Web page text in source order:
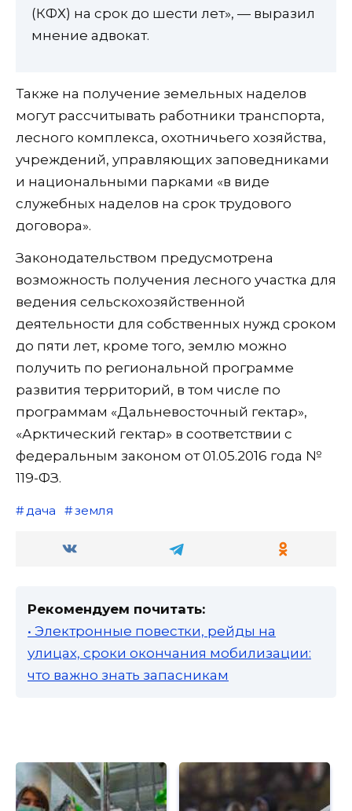
(КФХ) на срок до шести лет», — выразил
мнение адвокат.
Также на получение земельных наделов
могут рассчитывать работники транспорта,
лесного комплекса, охотничьего хозяйства,
учреждений, управляющих заповедниками
и национальными парками «в виде
служебных наделов на срок трудового
договора».
Законодательством предусмотрена
возможность получения лесного участка для
ведения сельскохозяйственной
деятельности для собственных нужд сроком
до пяти лет, кроме того, землю можно
получить по региональной программе
развития территорий, в том числе по
программам «Дальневосточный гектар»,
«Арктический гектар» в соответствии с
федеральным законом от 01.05.2016 года №
119-ФЗ.
дача земля
Рекомендуем почитать:
• Электронные повестки, рейды на
улицах, сроки окончания мобилизации:
что важно знать запасникам